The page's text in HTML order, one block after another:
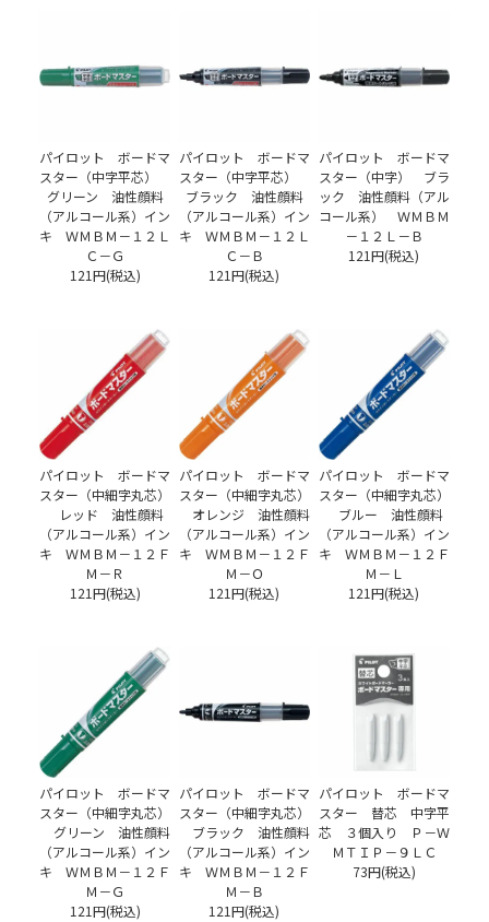
パイロット ボードマ
スター（中字平芯）
グリーン 油性顔料
（アルコール系）イン
キ ＷＭＢＭ－１２Ｌ
Ｃ－Ｇ
121円(税込)
パイロット ボードマ
スター（中字平芯）
ブラック 油性顔料
（アルコール系）イン
キ ＷＭＢＭ－１２Ｌ
Ｃ－Ｂ
121円(税込)
パイロット ボードマ
スター（中字） ブラ
ック 油性顔料（アル
コール系） ＷＭＢＭ
－１２Ｌ－Ｂ
121円(税込)
パイロット ボードマ
スター（中細字丸芯）
レッド 油性顔料
（アルコール系）イン
キ ＷＭＢＭ－１２Ｆ
Ｍ－Ｒ
121円(税込)
パイロット ボードマ
スター（中細字丸芯）
オレンジ 油性顔料
（アルコール系）イン
キ ＷＭＢＭ－１２Ｆ
Ｍ－Ｏ
121円(税込)
パイロット ボードマ
スター（中細字丸芯）
ブルー 油性顔料
（アルコール系）イン
キ ＷＭＢＭ－１２Ｆ
Ｍ－Ｌ
121円(税込)
パイロット ボードマ
スター（中細字丸芯）
グリーン 油性顔料
（アルコール系）イン
キ ＷＭＢＭ－１２Ｆ
Ｍ－Ｇ
121円(税込)
パイロット ボードマ
スター（中細字丸芯）
ブラック 油性顔料
（アルコール系）イン
キ ＷＭＢＭ－１２Ｆ
Ｍ－Ｂ
121円(税込)
パイロット ボードマ
スター 替芯 中字平
芯 ３個入り Ｐ－Ｗ
ＭＴＩＰ－９ＬＣ
73円(税込)